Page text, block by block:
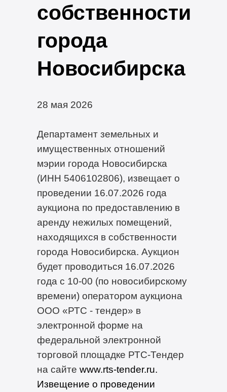
собственности
города
Новосибирска
28 мая 2026
Департамент земельных и
имущественных отношений
мэрии города Новосибирска
(ИНН 5406102806), извещает о
проведении 16.07.2026 года
аукциона по предоставлению в
аренду нежилых помещений,
находящихся в собственности
города Новосибирска. Аукцион
будет проводиться 16.07.2026
года с 10-00 (по новосибирскому
времени) оператором аукциона
ООО «РТС - тендер» в
электронной форме на
федеральной электронной
торговой площадке РТС-Тендер
на сайте www.rts-tender.ru.
Извещение о проведении